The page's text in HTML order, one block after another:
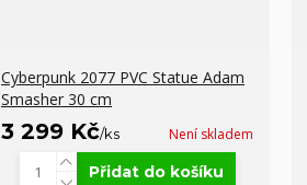
Cyberpunk 2077 PVC Statue Adam
Smasher 30 cm
3 299 Kč/ks Není skladem
Přidat do košíku